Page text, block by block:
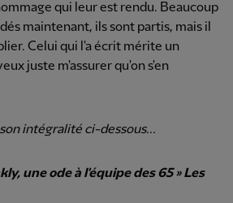
qui leur est rendu. Beaucoup
maintenant, ils sont partis, mais il
Celui qui l'a écrit mérite un
juste m'assurer qu'on s'en
intégralité ci-dessous...
une ode à l'équipe des 65 » Les